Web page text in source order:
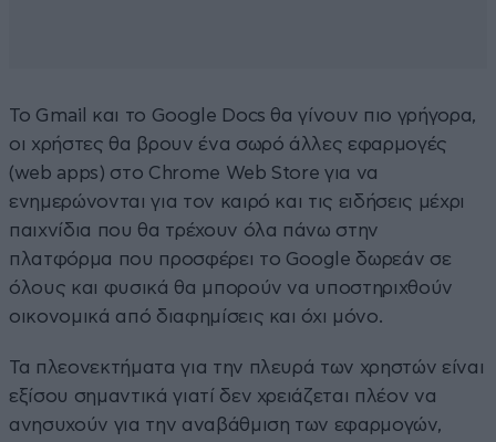
Το Gmail και το Google Docs θα γίνουν πιο γρήγορα,
οι χρήστες θα βρουν ένα σωρό άλλες εφαρμογές
(web apps) στο Chrome Web Store για να
ενημερώνονται για τον καιρό και τις ειδήσεις μέχρι
παιχνίδια που θα τρέχουν όλα πάνω στην
πλατφόρμα που προσφέρει το Google δωρεάν σε
όλους και φυσικά θα μπορούν να υποστηριχθούν
οικονομικά από διαφημίσεις και όχι μόνο.
Τα πλεονεκτήματα για την πλευρά των χρηστών είναι
εξίσου σημαντικά γιατί δεν χρειάζεται πλέον να
ανησυχούν για την αναβάθμιση των εφαρμογών,